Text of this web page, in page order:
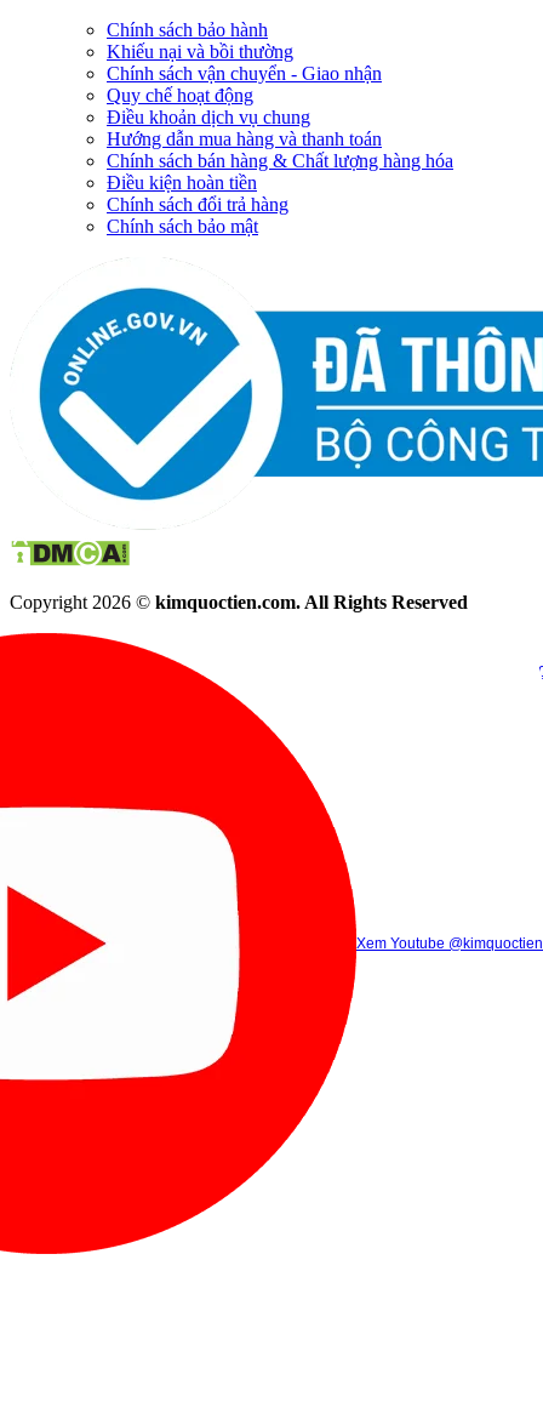
Chính sách bảo hành
Khiếu nại và bồi thường
Chính sách vận chuyển - Giao nhận
Quy chế hoạt động
Điều khoản dịch vụ chung
Hướng dẫn mua hàng và thanh toán
Chính sách bán hàng & Chất lượng hàng hóa
Điều kiện hoàn tiền
Chính sách đổi trả hàng
Chính sách bảo mật
Copyright 2026 © kimquoctien.com. All Rights Reserved
Xem Tik Tok
(8h00 - 21h30)
(8h00 -
Gọi điện (8h00 - 21h30)
Xem Youtube @kimquoctien